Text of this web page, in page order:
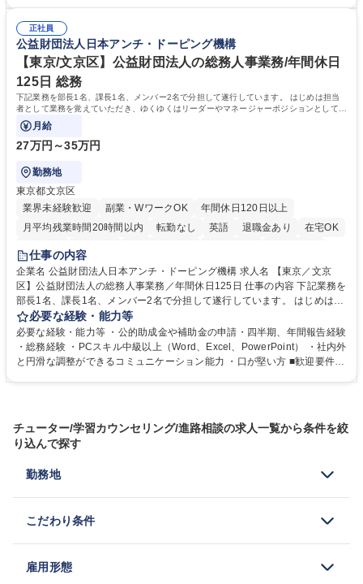
務人事】経験者歓迎！/阪急阪神HDグループ/年休124日
囲のメンバーと協調しつつ主体性を持って能動的に業務を推進できる方 学
歴・資格 学歴：大学院 大学 高専 短大 専修学校 高校 語学力： 資格：
正社員
公益財団法人日本アンチ・ドーピング機構
【東京/文京区】公益財団法人の総務人事業務/年間休日
125日 総務
下記業務を部長1名、課長1名、メンバー2名で分担して遂行しています。 はじめは担当
者として業務を覚えていただき、ゆくゆくはリーダーやマネージャーポジションとして活
躍いただくことを期待しています。
月給
27万円～35万円
勤務地
東京都文京区
業界未経験歓迎
副業・WワークOK
年間休日120日以上
月平均残業時間20時間以内
転勤なし 英語 退職金あり
在宅OK
賞与あり
育休あり
食事補助あり
仕事の内容
企業名 公益財団法人日本アンチ・ドーピング機構 求人名 【東京／文京
区】公益財団法人の総務人事業務／年間休日125日 仕事の内容 下記業務を
部長1名、課長1名、メンバー2名で分担して遂行しています。 はじめは担
当者として業務を覚えていただき、ゆくゆくはリーダーやマネージャーポ
ジションとして活躍いただくことを期待しています。 【総務・人事グルー
プの業務内容】 ・人事制度関連 ・採用活動 ・教育研修の企画、実行 ・勤
怠管理 ・官公庁への各種提出 ・法定の会議運営（評議員会、理事会） ・
休日125日
必要な経験・能力等
必要な経験・能力等 ・公的助成金や補助金の申請・四半期、年間報告経験
・総務経験 ・PCスキル中級以上（Word、Excel、PowerPoint） ・社内外
と円滑な調整ができるコミュニケーション能力 ・口が堅い方 ■歓迎要件
チューター/学習カウンセリング/進路相談の求人一覧から条件を絞
り込んで探す
勤務地
こだわり条件
雇用形態